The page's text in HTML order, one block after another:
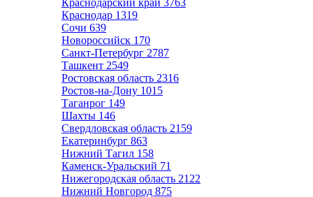
Краснодарский край 3763
Краснодар 1319
Сочи 639
Новороссийск 170
Санкт-Петербург 2787
Ташкент 2549
Ростовская область 2316
Ростов-на-Дону 1015
Таганрог 149
Шахты 146
Свердловская область 2159
Екатеринбург 863
Нижний Тагил 158
Каменск-Уральский 71
Нижегородская область 2122
Нижний Новгород 875